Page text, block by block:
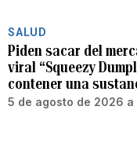
SALUD
Piden sacar del
viral “Squeezy
contener una
5 de agosto de 2026 a